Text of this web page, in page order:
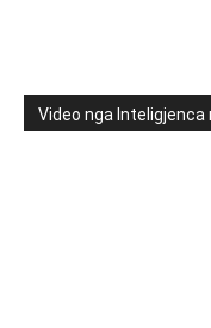
Video nga Inteligjenca